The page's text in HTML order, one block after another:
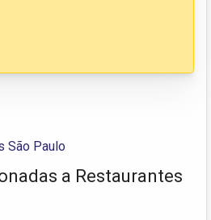
São Paulo
a Restaurantes